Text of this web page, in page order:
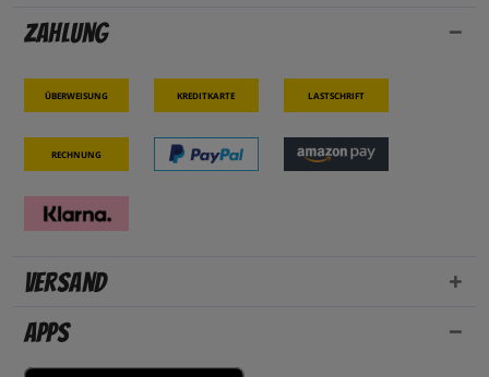
Zahlung
Überweisung Kreditkarte Lastschrift
Rechnung
Versand
Apps